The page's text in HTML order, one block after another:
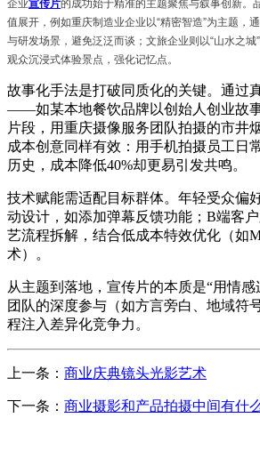
企业宣传片的成功始于精准的主题聚焦与叙事创新。
值展开，例如重庆制造业企业以“精密智造”为主题，
与研发场景，避免泛泛而谈；文旅企业则以“山水之城”
观众沉浸式体验景点，强化记忆点。
故事化手法是打破同质化的关键。通过
——如某本地餐饮品牌以创始人创业故
片段，用重庆摄像服务团队拍摄的市井
成本创意同样有效：用手机拍摄员工日
历史，成本降低40%却更易引发共鸣。
技术赋能需适配目标群体。年轻受众偏
动设计，如添加弹幕反馈功能； B端客
艺流程拆解，结合低成本特效优化（如
术）。
从主题到落地，宣传片的本质是“用情感
团队的深度参与（如方言旁白、地域符
程注入差异化竞争力。
上一条： 商业庆典镜头光影艺术
下一条： 商业摄影和产品拍摄中间有什